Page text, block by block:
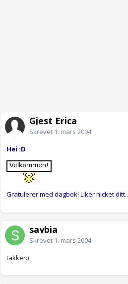
Gjest Erica
Skrevet 1. mars 2004
Hei :D
Gratulerer med dagbok! Liker nicket ditt..
saybia
Skrevet 1. mars 2004
takker:)